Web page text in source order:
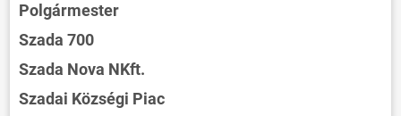
Polgármester
Szada 700
Szada Nova NKft.
Szadai Községi Piac